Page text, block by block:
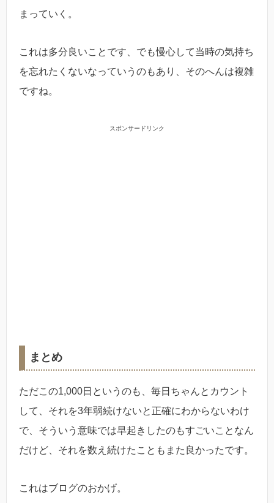
まっていく。
これは多分良いことです、でも慢心して当時の気持ち
を忘れたくないなっていうのもあり、そのへんは複雑
ですね。
スポンサードリンク
まとめ
ただこの1,000日というのも、毎日ちゃんとカウント
して、それを3年弱続けないと正確にわからないわけ
で、そういう意味では早起きしたのもすごいことなん
だけど、それを数え続けたこともまた良かったです。
これはブログのおかげ。